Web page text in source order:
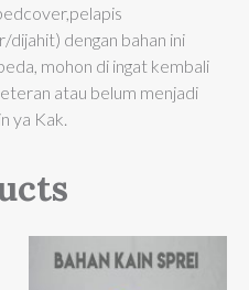
dengan bahan ini
mohon di ingat kembali
atau belum menjadi
ya Kak.